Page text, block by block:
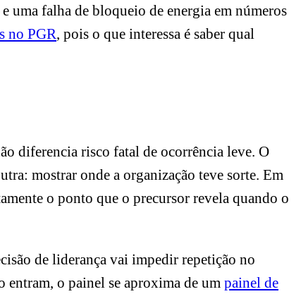
uma falha de bloqueio de energia em números
no PGR, pois o que interessa é saber qual
diferencia risco fatal de ocorrência leve. O
mostrar onde a organização teve sorte. Em
o ponto que o precursor revela quando o
de liderança vai impedir repetição no
entram, o painel se aproxima de um painel de